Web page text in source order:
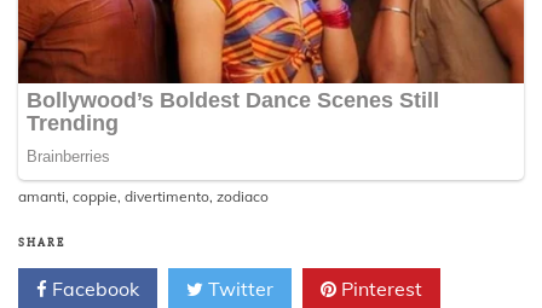
amanti, coppie, divertimento, zodiaco
SHARE
Facebook Twitter Pinterest